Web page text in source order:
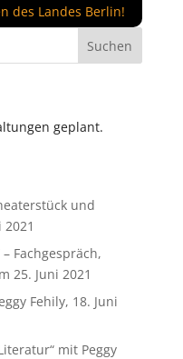
des Landes Berlin!
geplant.
und
Fachgespräch,
25. Juni 2021
Fehily, 18. Juni
mit Peggy